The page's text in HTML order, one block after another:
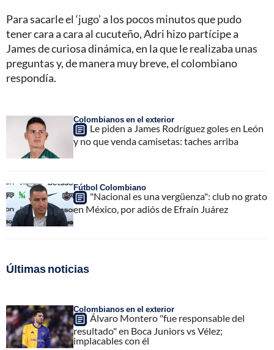
Para sacarle el ‘jugo’ a los pocos minutos que pudo
tener cara a cara al cucuteño, Adri hizo partícipe a
James de curiosa dinámica, en la que le realizaba unas
preguntas y, de manera muy breve, el colombiano
respondía.
Colombianos en el exterior
Le piden a James Rodríguez goles en León
y no que venda camisetas: taches arriba
Fútbol Colombiano
"Nacional es una vergüenza": club no grato
en México, por adiós de Efraín Juárez
Últimas noticias
Colombianos en el exterior
Álvaro Montero "fue responsable del
resultado" en Boca Juniors vs Vélez;
implacables con él